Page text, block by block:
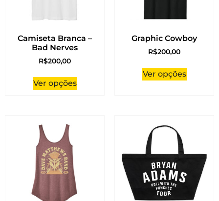
Camiseta Branca –
Bad Nerves
R$200,00
Ver opções
Graphic Cowboy
R$200,00
Ver opções